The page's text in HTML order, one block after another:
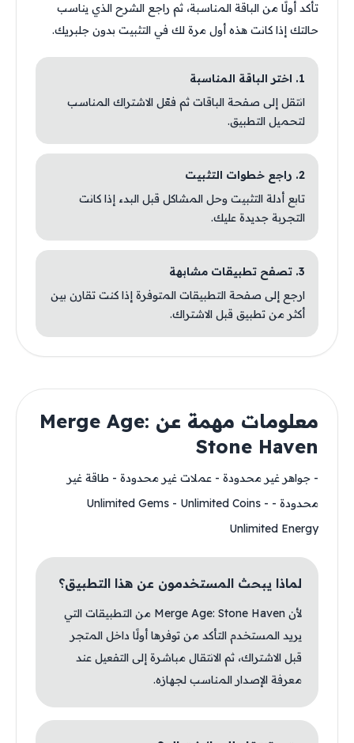
تأكد أولًا من الباقة المناسبة، ثم راجع الشرح الذي يناسب
حالتك إذا كانت هذه أول مرة لك في التثبيت بدون جلبريك.
1. اختر الباقة المناسبة
انتقل إلى صفحة الباقات ثم فعّل الاشتراك المناسب
لتحميل التطبيق.
2. راجع خطوات التثبيت
تابع أدلة التثبيت وحل المشاكل قبل البدء إذا كانت
التجربة جديدة عليك.
3. تصفح تطبيقات مشابهة
ارجع إلى صفحة التطبيقات المتوفرة إذا كنت تقارن بين
أكثر من تطبيق قبل الاشتراك.
معلومات مهمة عن Merge Age:
Stone Haven
- جواهر غير محدودة - عملات غير محدودة - طاقة غير
محدودة - Unlimited Gems - Unlimited Coins -
Unlimited Energy
لماذا يبحث المستخدمون عن هذا التطبيق؟
لأن Merge Age: Stone Haven من التطبيقات التي
يريد المستخدم التأكد من توفرها أولًا داخل المتجر
قبل الاشتراك، ثم الانتقال مباشرة إلى التفعيل عند
معرفة الإصدار المناسب لجهازه.